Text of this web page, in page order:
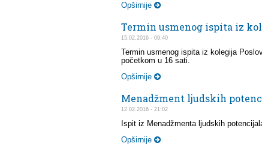
Opširnije
Termin usmenog ispita iz
15.02.2016 - 09:40
Termin usmenog ispita iz kolegija
početkom u 16 sati.
Opširnije
Menadžment ljudskih
12.02.2016 - 21:02
Ispit iz Menadžmenta ljudskih
Opširnije